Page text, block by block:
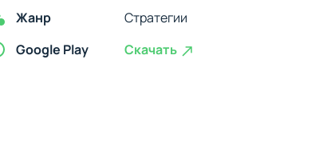
Жанр
Стратегии
Google Play
Скачать